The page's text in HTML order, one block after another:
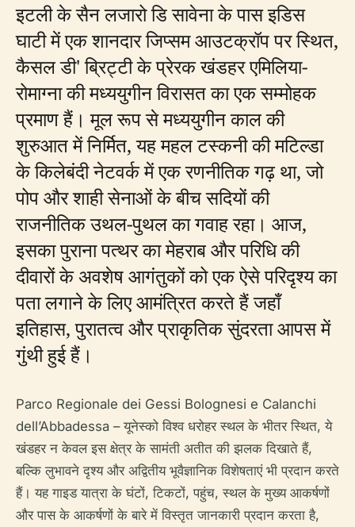
इटली के सैन लजारो डि सावेना के पास इडिस
घाटी में एक शानदार जिप्सम आउटक्रॉप पर स्थित,
कैसल डी' ब्रिट्टी के प्रेरक खंडहर एमिलिया-
रोमाग्ना की मध्ययुगीन विरासत का एक सम्मोहक
प्रमाण हैं। मूल रूप से मध्ययुगीन काल की
शुरुआत में निर्मित, यह महल टस्कनी की मटिल्डा
के किलेबंदी नेटवर्क में एक रणनीतिक गढ़ था, जो
पोप और शाही सेनाओं के बीच सदियों की
राजनीतिक उथल-पुथल का गवाह रहा। आज,
इसका पुराना पत्थर का मेहराब और परिधि की
दीवारों के अवशेष आगंतुकों को एक ऐसे परिदृश्य का
पता लगाने के लिए आमंत्रित करते हैं जहाँ
इतिहास, पुरातत्व और प्राकृतिक सुंदरता आपस में
गुंथी हुई हैं।
Parco Regionale dei Gessi Bolognesi e Calanchi
dell’Abbadessa – यूनेस्को विश्व धरोहर स्थल के भीतर स्थित, ये
खंडहर न केवल इस क्षेत्र के सामंती अतीत की झलक दिखाते हैं,
बल्कि लुभावने दृश्य और अद्वितीय भूवैज्ञानिक विशेषताएं भी प्रदान करते
हैं। यह गाइड यात्रा के घंटों, टिकटों, पहुंच, स्थल के मुख्य आकर्षणों
और पास के आकर्षणों के बारे में विस्तृत जानकारी प्रदान करता है,